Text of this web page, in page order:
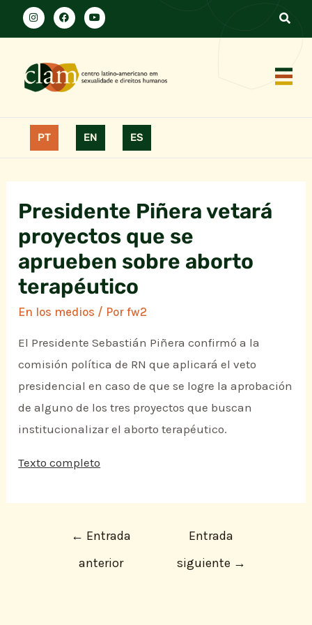
PT EN ES
Presidente Piñera vetará
proyectos que se
aprueben sobre aborto
terapéutico
En los medios / Porfw2
El Presidente Sebastián Piñera confirmó a la
comisión política de RN que aplicará el veto
presidencial en caso de que se logre la aprobación
de alguno de los tres proyectos que buscan
institucionalizar el aborto terapéutico.
Texto completo
← Entrada
anterior
Entrada
siguiente →